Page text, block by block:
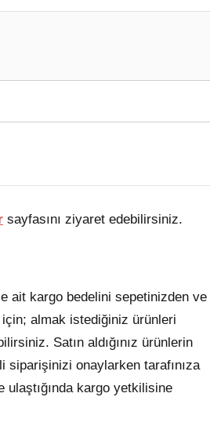
sayfasını ziyaret edebilirsiniz.
ait kargo bedelini sepetinizden ve
almak istediğiniz ürünleri
Satın aldığınız ürünlerin
siparişinizi onaylarken tarafınıza
kargo yetkilisine